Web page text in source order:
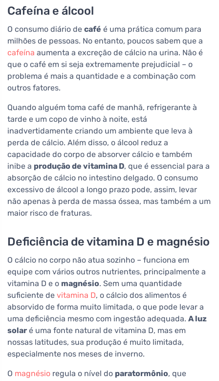
Cafeína e álcool
O consumo diário de café é uma prática comum para
milhões de pessoas. No entanto, poucos sabem que a
cafeína aumenta a excreção de cálcio na urina. Não é
que o café em si seja extremamente prejudicial – o
problema é mais a quantidade e a combinação com
outros fatores.
Quando alguém toma café de manhã, refrigerante à
tarde e um copo de vinho à noite, está
inadvertidamente criando um ambiente que leva à
perda de cálcio. Além disso, o álcool reduz a
capacidade do corpo de absorver cálcio e também
inibe a produção de vitamina D, que é essencial para a
absorção de cálcio no intestino delgado. O consumo
excessivo de álcool a longo prazo pode, assim, levar
não apenas à perda de massa óssea, mas também a um
maior risco de fraturas.
Deficiência de vitamina D e magnésio
O cálcio no corpo não atua sozinho – funciona em
equipe com vários outros nutrientes, principalmente a
vitamina D e o magnésio. Sem uma quantidade
suficiente de vitamina D, o cálcio dos alimentos é
absorvido de forma muito limitada, o que pode levar a
uma deficiência mesmo com ingestão adequada. A luz
solar é uma fonte natural de vitamina D, mas em
nossas latitudes, sua produção é muito limitada,
especialmente nos meses de inverno.
O magnésio regula o nível do paratormônio, que